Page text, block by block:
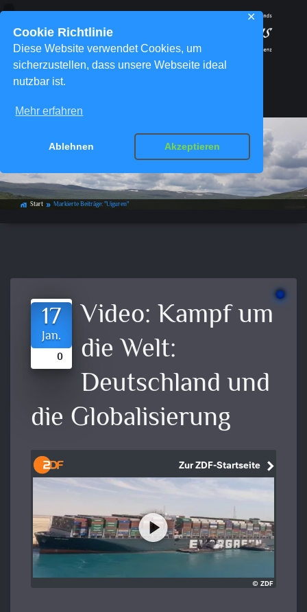
Cookie Richtlinie
Diese Website verwendet Cookies, um
sicherzustellen, dass unsere Webseite ideal
nutzbar ist.
Mehr erfahren
Ablehnen Akzeptieren
✕
Schlagwort-Archiv:Uiguren
home_work Start double_arrow Markierte Beiträge: "Uiguren"
17
Jan.
0
Video: Kampf um
die Welt:
Deutschland und
die Globalisierung